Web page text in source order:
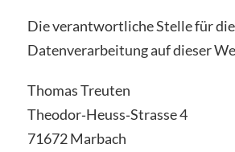
Die verantwortliche Stelle für die
Datenverarbeitung auf dieser
Thomas Treuten
Theodor‑Heuss‑Strasse 4
71672 Marbach